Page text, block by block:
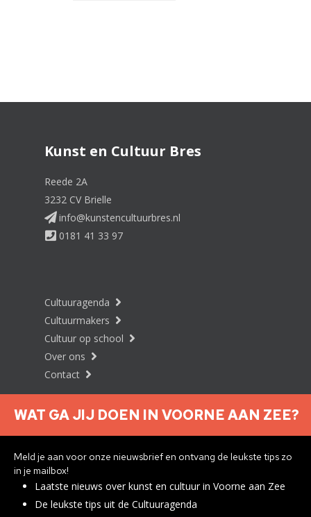
Kunst en Cultuur Bres
Reede 2A
3232 CV Brielle
info@kunstencultuurbres.nl
0181 41 33 97
Cultuuragenda
Cultuurmakers
Cultuur op school
Over ons
Contact
Nieuwsbrief aanmelden
Privacyverklaring
WAT GA JIJ DOEN IN VOORNE AAN ZEE?
Meld je aan voor onze nieuwsbrief en ontvang de leukste tips zo
in je mailbox!
Laatste nieuws over kunst en cultuur in Voorne aan Zee
De leukste tips uit de Cultuuragenda